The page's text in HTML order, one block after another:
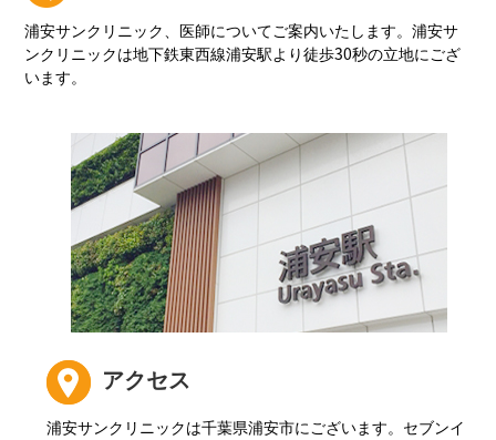
浦安サンクリニック、医師についてご案内いたします。浦安サ
ンクリニックは地下鉄東西線浦安駅より徒歩30秒の立地にござ
います。
アクセス
浦安サンクリニックは千葉県浦安市にございます。セブンイ